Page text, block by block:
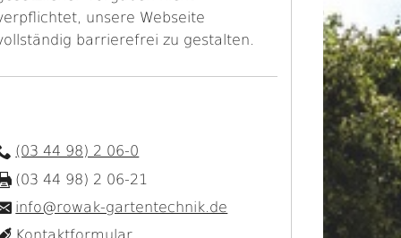
unsere Webseite
barrierefrei zu gestalten.
(03 44 98) 2 06-0
(03 44 98) 2 06-21
info@rowak-gartentechnik.de